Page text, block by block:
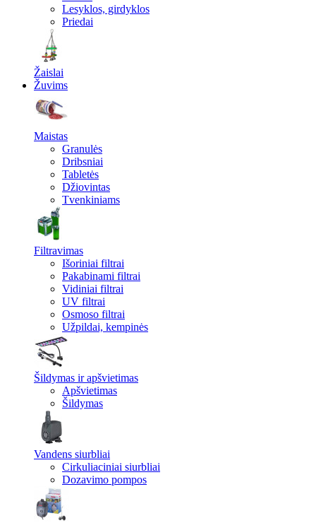
Lesyklos, girdyklos
Priedai
Žaislai
Žuvims
Maistas
Granulės
Dribsniai
Tabletės
Džiovintas
Tvenkiniams
Filtravimas
Išoriniai filtrai
Pakabinami filtrai
Vidiniai filtrai
UV filtrai
Osmoso filtrai
Užpildai, kempinės
Šildymas ir apšvietimas
Apšvietimas
Šildymas
Vandens siurbliai
Cirkuliaciniai siurbliai
Dozavimo pompos